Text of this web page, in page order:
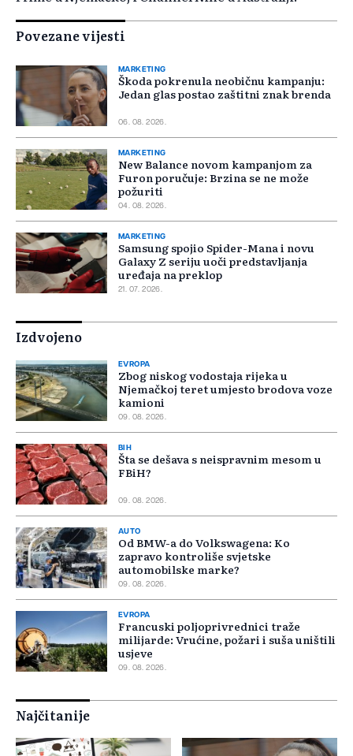
Povezane vijesti
MARKETING
Škoda pokrenula neobičnu kampanju:
Jedan glas postao zaštitni znak brenda
06. 08. 2026.
MARKETING
New Balance novom kampanjom za
Furon poručuje: Brzina se ne može
požuriti
04. 08. 2026.
MARKETING
Samsung spojio Spider-Mana i novu
Galaxy Z seriju uoči predstavljanja
uređaja na preklop
21. 07. 2026.
Izdvojeno
EVROPA
Zbog niskog vodostaja rijeka u
Njemačkoj teret umjesto brodova voze
kamioni
09. 08. 2026.
BIH
Šta se dešava s neispravnim mesom u
FBiH?
09. 08. 2026.
AUTO
Od BMW-a do Volkswagena: Ko
zapravo kontroliše svjetske
automobilske marke?
09. 08. 2026.
EVROPA
Francuski poljoprivrednici traže
milijarde: Vrućine, požari i suša uništili
usjeve
09. 08. 2026.
Najčitanije